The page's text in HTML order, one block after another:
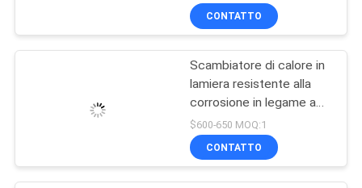
FABBRICA
CONTROLLO
Unità di
condensazione
ermetica dei semi
specifiche
CONTATTO
Scambiatore di calore in
lamiera resistente alla
corrosione in legame a
fusione in acciaio
inossidabile 316L per
condizioni di lavoro
$600-650 MOQ:1
CONTATTO